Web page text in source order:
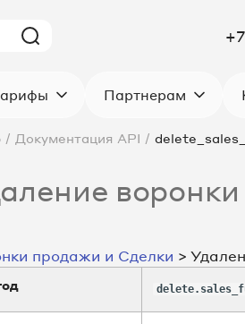
Партнерам
/ Документация API /
продажи и Сделки >